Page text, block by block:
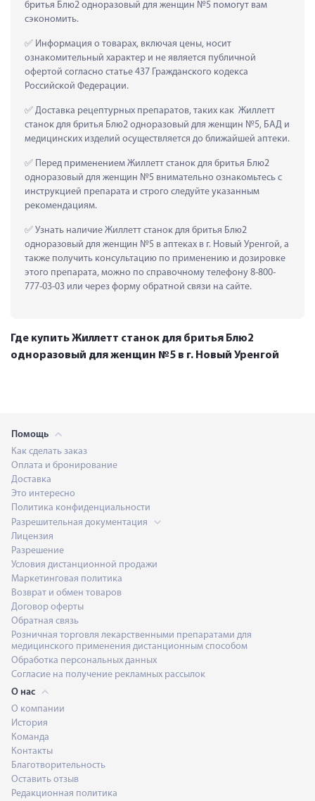
бритья Блю2 одноразовый для женщин №5 помогут вам
сэкономить.
Информация о товарах, включая цены, носит
ознакомительный характер и не является публичной
офертой согласно статье 437 Гражданского кодекса
Российской Федерации.
Доставка рецептурных препаратов, таких как  Жиллетт
станок для бритья Блю2 одноразовый для женщин №5, БАД и
медицинских изделий осуществляется до ближайшей аптеки.
Перед применением Жиллетт станок для бритья Блю2
одноразовый для женщин №5 внимательно ознакомьтесь с
инструкцией препарата и строго следуйте указанным
рекомендациям.
Узнать наличие Жиллетт станок для бритья Блю2
одноразовый для женщин №5 в аптеках в г. Новый Уренгой, а
также получить консультацию по применению и дозировке
этого препарата, можно по справочному телефону 8-800-
777-03-03 или через форму обратной связи на сайте.
Где купить Жиллетт станок для бритья Блю2
одноразовый для женщин №5 в г. Новый Уренгой
Помощь
Как сделать заказ
Оплата и бронирование
Доставка
Это интересно
Политика конфиденциальности
Разрешительная документация
Лицензия
Разрешение
Условия дистанционной продажи
Маркетинговая политика
Возврат и обмен товаров
Договор оферты
Обратная связь
Розничная торговля лекарственными препаратами для
медицинского применения дистанционным способом
Обработка персональных данных
Согласие на получение рекламных рассылок
О нас
О компании
История
Команда
Контакты
Благотворительность
Оставить отзыв
Редакционная политика